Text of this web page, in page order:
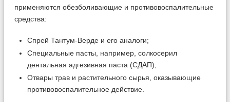
применяются обезболивающие и противовоспалительные
средства:
Спрей Тантум-Верде и его аналоги;
Специальные пасты, например, солкосерил
дентальная адгезивная паста (СДАП);
Отвары трав и растительного сырья, оказывающие
противовоспалительное действие.